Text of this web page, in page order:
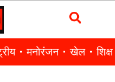
मनोरंजन खेल शिक्षा